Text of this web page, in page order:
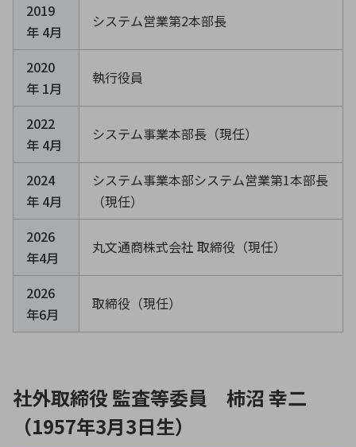
2019
年 4月
システム営業第2本部長
2020
年 1月
執行役員
2022
年 4月
システム事業本部長（現任）
2024
年 4月
システム事業本部システム営業第1本部長
（現任）
2026
年4月
丸文通商株式会社 取締役（現任）
2026
年6月
取締役（現任）
社外取締役 監査等委員 柿沼 幸二
（1957年3月3日生）